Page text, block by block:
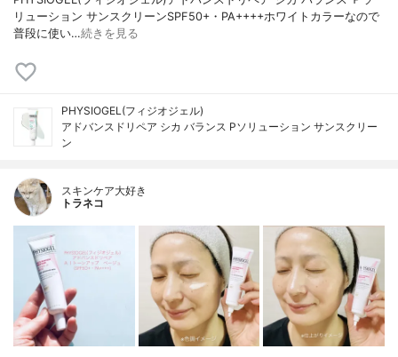
リューション サンスクリーンSPF50+・PA++++ホワイトカラーなので
普段に使い…続きを見る
PHYSIOGEL(フィジオジェル)
アドバンスドリペア シカ バランス Pソリューション サンスクリー
ン
スキンケア大好き
トラネコ